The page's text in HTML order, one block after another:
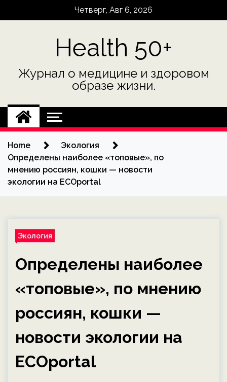
Четверг, Авг 6, 2026
Health 50+
Журнал о медицине и здоровом
образе жизни.
Home
Экология
Определены наиболее «топовые», по
мнению россиян, кошки — новости
экологии на ECOportal
Экология
Определены наиболее
«топовые», по мнению
россиян, кошки —
новости экологии на
ECOportal